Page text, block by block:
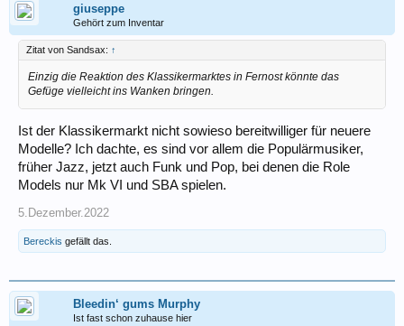
giuseppe
Gehört zum Inventar
Zitat von Sandsax: ↑
Einzig die Reaktion des Klassikermarktes in Fernost könnte das
Gefüge vielleicht ins Wanken bringen.
Ist der Klassikermarkt nicht sowieso bereitwilliger für neuere
Modelle? Ich dachte, es sind vor allem die Populärmusiker,
früher Jazz, jetzt auch Funk und Pop, bei denen die Role
Models nur Mk VI und SBA spielen.
5.Dezember.2022
Bereckis gefällt das.
Bleedin‘ gums Murphy
Ist fast schon zuhause hier